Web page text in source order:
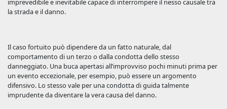
imprevedibile e inevitabile capace di interrompere il nesso causale tra
la strada e il danno.
Il caso fortuito può dipendere da un fatto naturale, dal
comportamento di un terzo o dalla condotta dello stesso
danneggiato. Una buca apertasi all’improvviso pochi minuti prima per
un evento eccezionale, per esempio, può essere un argomento
difensivo. Lo stesso vale per una condotta di guida talmente
imprudente da diventare la vera causa del danno.